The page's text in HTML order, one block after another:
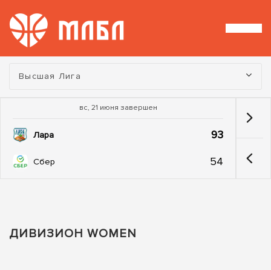
Турнир:
Высшая Лига
вс, 21 июня завершен
Лара 93
Сбер 54
ДИВИЗИОН WOMEN